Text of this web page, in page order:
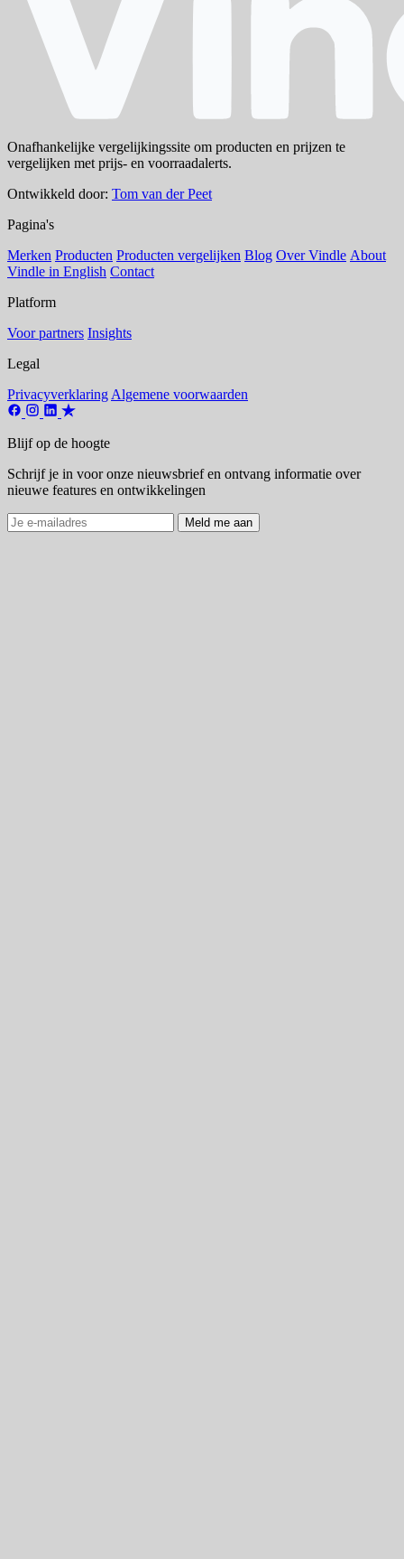
Onafhankelijke vergelijkingssite om producten en prijzen te
vergelijken met prijs- en voorraadalerts.
Ontwikkeld door: Tom van der Peet
Pagina's
Merken Producten Producten vergelijken Blog Over Vindle About
Vindle in English Contact
Platform
Voor partners Insights
Legal
Privacyverklaring Algemene voorwaarden
Blijf op de hoogte
Schrijf je in voor onze nieuwsbrief en ontvang informatie over
nieuwe features en ontwikkelingen
Meld me aan